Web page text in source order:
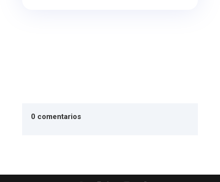
0 comentarios